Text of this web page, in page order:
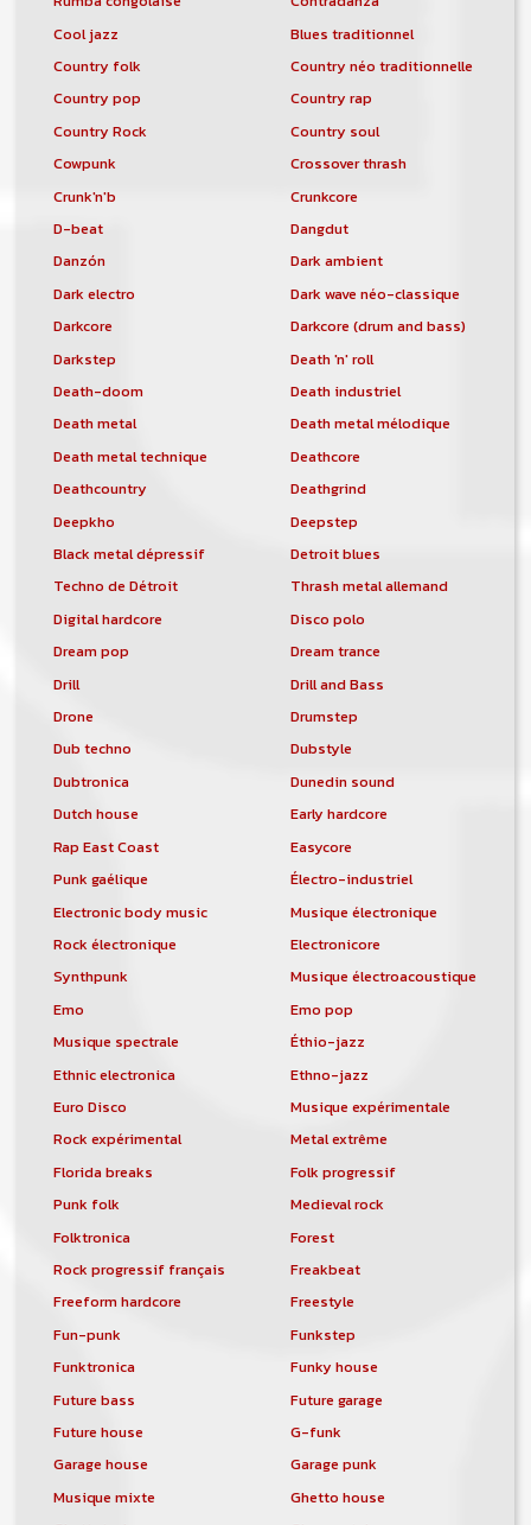
Cool jazz
Blues traditionnel
Country folk
Country néo traditionnelle
Country pop
Country rap
Country Rock
Country soul
Cowpunk
Crossover thrash
Crunk'n'b
Crunkcore
D-beat
Dangdut
Danzón
Dark ambient
Dark electro
Dark wave néo-classique
Darkcore
Darkcore (drum and bass)
Darkstep
Death 'n' roll
Death-doom
Death industriel
Death metal
Death metal mélodique
Death metal technique
Deathcore
Deathcountry
Deathgrind
Deepkho
Deepstep
Black metal dépressif
Detroit blues
Techno de Détroit
Thrash metal allemand
Digital hardcore
Disco polo
Dream pop
Dream trance
Drill
Drill and Bass
Drone
Drumstep
Dub techno
Dubstyle
Dubtronica
Dunedin sound
Dutch house
Early hardcore
Rap East Coast
Easycore
Punk gaélique
Électro-industriel
Electronic body music
Musique électronique
Rock électronique
Electronicore
Synthpunk
Musique électroacoustique
Emo
Emo pop
Musique spectrale
Éthio-jazz
Ethnic electronica
Ethno-jazz
Euro Disco
Musique expérimentale
Rock expérimental
Metal extrême
Florida breaks
Folk progressif
Punk folk
Medieval rock
Folktronica
Forest
Rock progressif français
Freakbeat
Freeform hardcore
Freestyle
Fun-punk
Funkstep
Funktronica
Funky house
Future bass
Future garage
Future house
G-funk
Garage house
Garage punk
Musique mixte
Ghetto house